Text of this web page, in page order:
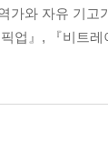
가와 자유 기
픽업』, 『비트